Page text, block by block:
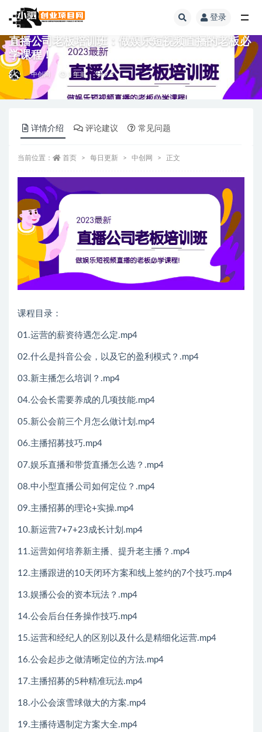
登录
直播公司老板培训班：做娱乐短视频直播的老板必
学课程！
中创网 3 年前 9.9
详情介绍 评论建议 常见问题
当前位置： 首页 每日更新 中创网 正文
课程目录：
01.运营的薪资待遇怎么定.mp4
02.什么是抖音公会，以及它的盈利模式？.mp4
03.新主播怎么培训？.mp4
04.公会长需要养成的几项技能.mp4
05.新公会前三个月怎么做计划.mp4
06.主播招募技巧.mp4
07.娱乐直播和带货直播怎么选？.mp4
08.中小型直播公司如何定位？.mp4
09.主播招募的理论+实操.mp4
10.新运营7+7+23成长计划.mp4
11.运营如何培养新主播、提升老主播？.mp4
12.主播跟进的10天闭环方案和线上签约的7个技巧.mp4
13.娱播公会的资本玩法？.mp4
14.公会后台任务操作技巧.mp4
15.运营和经纪人的区别以及什么是精细化运营.mp4
16.公会起步之做清晰定位的方法.mp4
17.主播招募的5种精准玩法.mp4
18.小公会滚雪球做大的方案.mp4
19.主播待遇制定方案大全.mp4